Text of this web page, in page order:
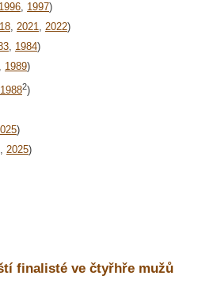
1996, 1997)
, 2021, 2022)
, 1984)
, 1989)
19882)
)
, 2025)
finalisté ve čtyřhře mužů